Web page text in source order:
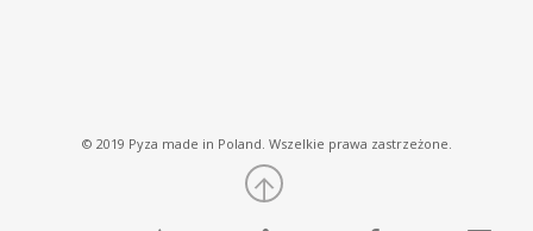
© 2019 Pyza made in Poland. Wszelkie prawa zastrzeżone.